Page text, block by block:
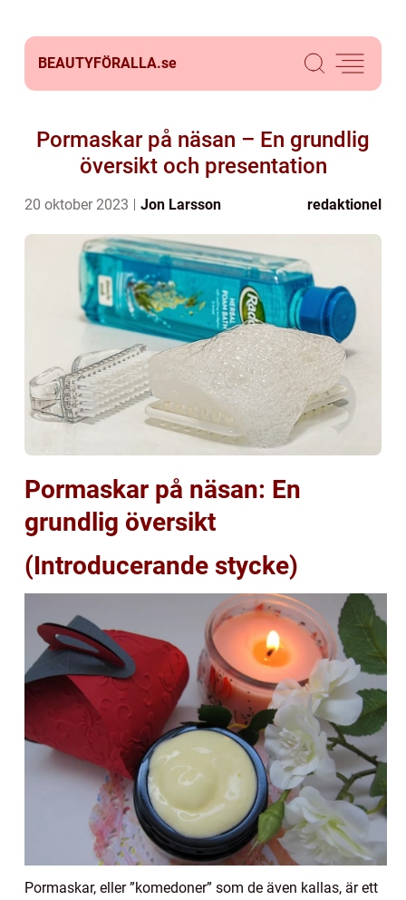
BEAUTYFÖRALLA.se
Pormaskar på näsan – En grundlig
översikt och presentation
20 oktober 2023 Jon Larsson redaktionel
Pormaskar på näsan: En
grundlig översikt
(Introducerande stycke)
Pormaskar, eller ”komedoner” som de även kallas, är ett